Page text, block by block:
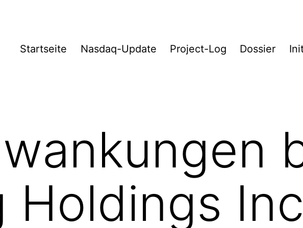
Startseite Nasdaq-Update Project-Log Dossier
Holdings